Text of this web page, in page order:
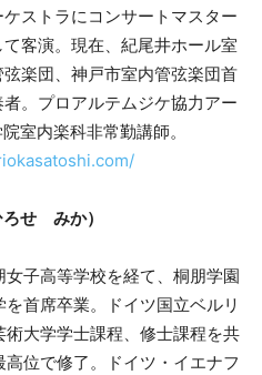
ケストラにコンサートマスター
て客演。現在、紀尾井ホール室
弦楽団、神戸市室内管弦楽団首
者。プロアルテムジケ協力アー
室内楽科非常勤講師。
せ みか）
女子高等学校を経て、桐朋学園
を首席卒業。ドイツ国立ベルリ
術大学学士課程、修士課程を共
高位で修了。ドイツ・イエナフ